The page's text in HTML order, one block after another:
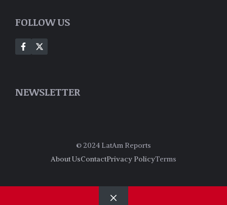
FOLLOW US
NEWSLETTER
© 2024 LatAm Reports
About UsContactPrivacy PolicyTerms